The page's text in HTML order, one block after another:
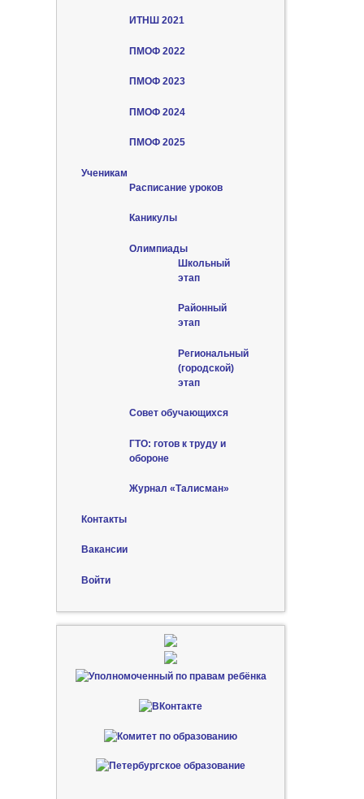
ИТНШ 2021
ПМОФ 2022
ПМОФ 2023
ПМОФ 2024
ПМОФ 2025
Ученикам
Расписание уроков
Каникулы
Олимпиады
Школьный
этап
Районный
этап
Региональный
(городской)
этап
Совет обучающихся
ГТО: готов к труду и
обороне
Журнал «Талисман»
Контакты
Вакансии
Войти